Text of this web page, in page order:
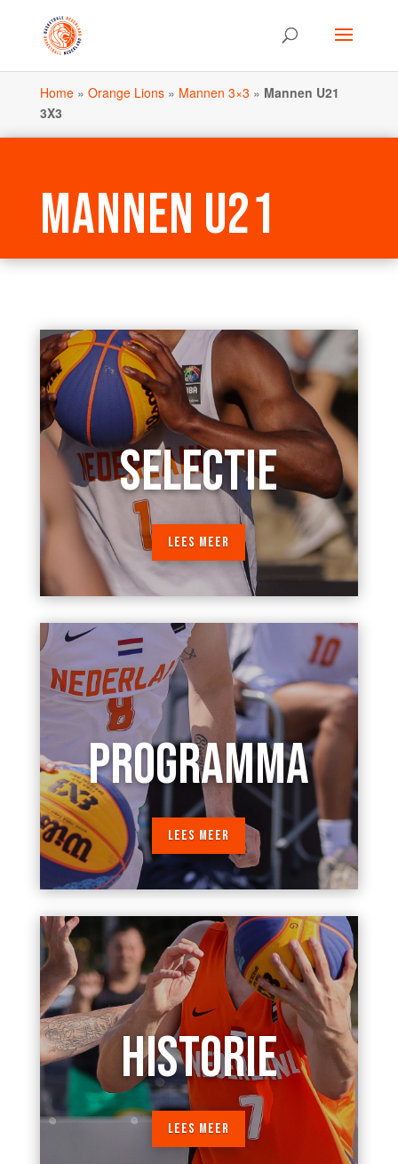
Home» Orange Lions» Mannen 3×3 » Mannen U21
3X3
MANNEN U21
SELECTIE
LEES MEER
PROGRAMMA
LEES MEER
HISTORIE
LEES MEER